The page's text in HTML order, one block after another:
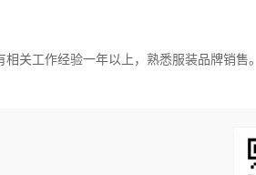
关工作经验一年以上，熟悉服装品牌销售。